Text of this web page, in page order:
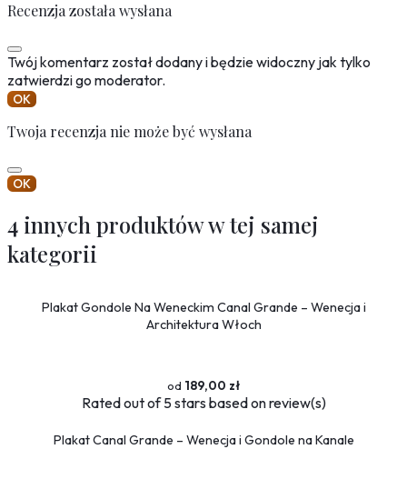
Recenzja została wysłana
Twój komentarz został dodany i będzie widoczny jak tylko
zatwierdzi go moderator.
OK
Twoja recenzja nie może być wysłana
OK
4 innych produktów w tej samej
kategorii
Plakat Gondole Na Weneckim Canal Grande – Wenecja i
Architektura Włoch
189,00 zł
Ratedout of 5 stars based onreview(s)
Plakat Canal Grande – Wenecja i Gondole na Kanale